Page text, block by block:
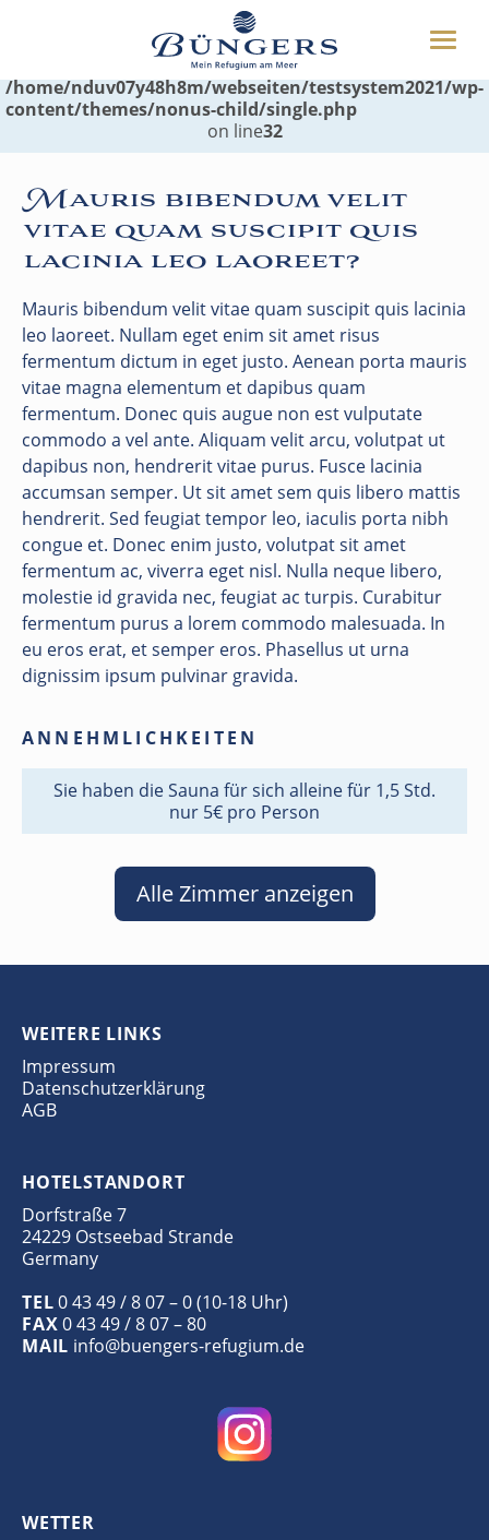
Toggle
UMGEBUNG
BUCHEN
04349 8070
Warning
: foreach() argument must be of type array|object,
/home/nduv07y48h8m/webseiten/testsystem2021/wp-
content/themes/nonus-child/single.php
on line32
Mauris bibendum velit
vitae quam suscipit quis
lacinia leo laoreet?
Mauris bibendum velit vitae quam suscipit quis lacinia
leo laoreet. Nullam eget enim sit amet risus
fermentum dictum in eget justo. Aenean porta mauris
vitae magna elementum et dapibus quam
fermentum. Donec quis augue non est vulputate
commodo a vel ante. Aliquam velit arcu, volutpat ut
dapibus non, hendrerit vitae purus. Fusce lacinia
accumsan semper. Ut sit amet sem quis libero mattis
hendrerit. Sed feugiat tempor leo, iaculis porta nibh
congue et. Donec enim justo, volutpat sit amet
fermentum ac, viverra eget nisl. Nulla neque libero,
molestie id gravida nec, feugiat ac turpis. Curabitur
fermentum purus a lorem commodo malesuada. In
eu eros erat, et semper eros. Phasellus ut urna
dignissim ipsum pulvinar gravida.
ANNEHMLICHKEITEN
Sie haben die Sauna für sich alleine für 1,5 Std.
nur 5€ pro Person
Alle Zimmer anzeigen
WEITERE LINKS
Impressum
Datenschutzerklärung
AGB
HOTELSTANDORT
Dorfstraße 7
24229 Ostseebad Strande
Germany
TEL0 43 49 / 8 07 – 0 (10-18 Uhr)
FAX0 43 49 / 8 07 – 80
MAIL info@buengers-refugium.de
WETTER